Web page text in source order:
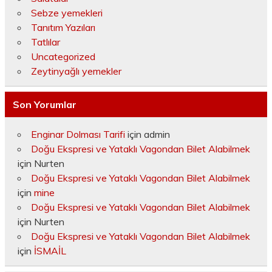
Sebze yemekleri
Tanıtım Yazıları
Tatlılar
Uncategorized
Zeytinyağlı yemekler
Son Yorumlar
Enginar Dolması Tarifi için admin
Doğu Ekspresi ve Yataklı Vagondan Bilet Alabilmek
için Nurten
Doğu Ekspresi ve Yataklı Vagondan Bilet Alabilmek
için mine
Doğu Ekspresi ve Yataklı Vagondan Bilet Alabilmek
için Nurten
Doğu Ekspresi ve Yataklı Vagondan Bilet Alabilmek
için İSMAİL